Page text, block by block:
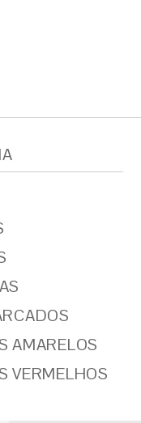
AMARELOS
VERMELHOS